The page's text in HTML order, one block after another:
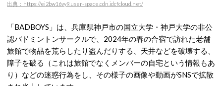
出典：https://ei2bw16vy9.user-space.cdn.idcfcloud.net/
「BADBOYS」は、兵庫県神戸市の国立大学・神戸大学の非公
認バドミントンサークルで、2024年の春の合宿で訪れた老舗
旅館で物品を荒らしたり盗んだりする、天井などを破壊する、
障子を破る（これは旅館でなくメンバーの自宅という情報もあ
り）などの迷惑行為をし、その様子の画像や動画がSNSで拡散